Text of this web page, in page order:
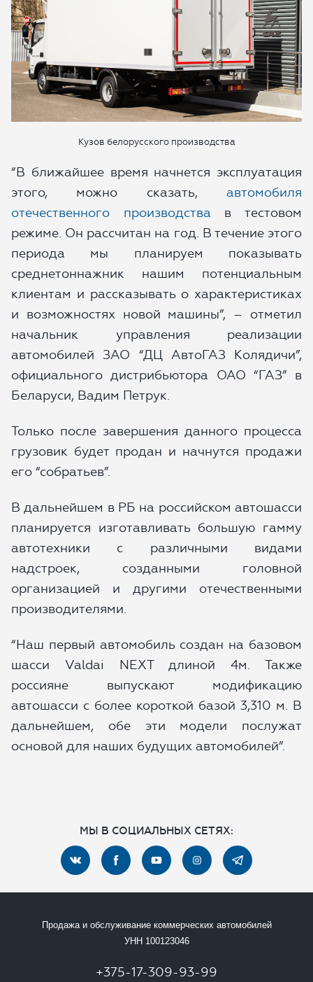
Кузов белорусского производства
“В ближайшее время начнется эксплуатация
этого, можно сказать, автомобиля
отечественного производства в тестовом
режиме. Он рассчитан на год. В течение этого
периода мы планируем показывать
среднетоннажник нашим потенциальным
клиентам и рассказывать о характеристиках
и возможностях новой машины”, – отметил
начальник управления реализации
автомобилей ЗАО “ДЦ АвтоГАЗ Колядичи”,
официального дистрибьютора ОАО “ГАЗ” в
Беларуси, Вадим Петрук.
Только после завершения данного процесса
грузовик будет продан и начнутся продажи
его “собратьев”.
В дальнейшем в РБ на российском автошасси
планируется изготавливать большую гамму
автотехники с различными видами
надстроек, созданными головной
организацией и другими отечественными
производителями.
“Наш первый автомобиль создан на базовом
шасси Valdai NEXT длиной 4м. Также
россияне выпускают модификацию
автошасси с более короткой базой 3,310 м. В
дальнейшем, обе эти модели послужат
основой для наших будущих автомобилей”.
МЫ В СОЦИАЛЬНЫХ СЕТЯХ:
Продажа и обслуживание коммерческих автомобилей
УНН 100123046
+375-17-309-93-99